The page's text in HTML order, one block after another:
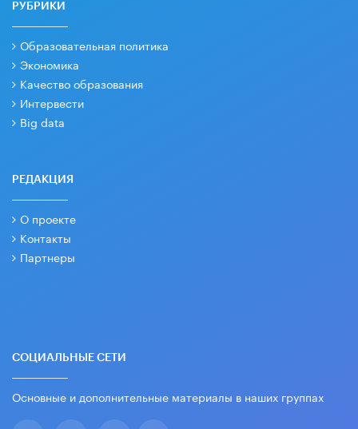
РУБРИКИ
Образовательная политика
Экономика
Качество образования
Интервести
Big data
РЕДАКЦИЯ
О проекте
Контакты
Партнеры
СОЦИАЛЬНЫЕ СЕТИ
Основные и дополнительные материалы в наших группах